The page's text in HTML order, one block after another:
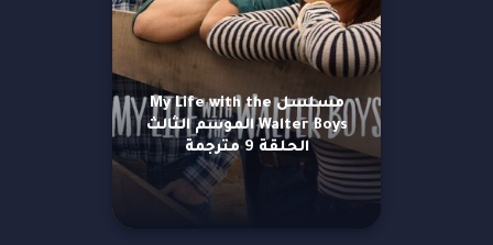
مسلسل My Life with the
Walter Boys الموسم الثالث
الحلقة 9 مترجمة